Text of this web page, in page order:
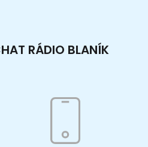
RÁDIO BLANÍK